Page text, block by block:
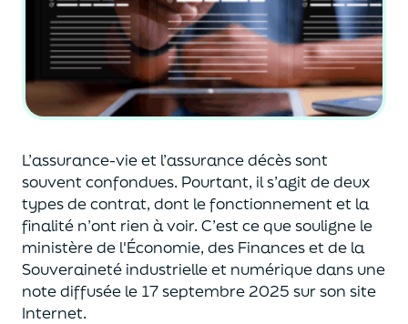
L’assurance-vie et l’assurance décès sont
souventconfondues. Pourtant, il s’agit de deux
types de contrat, dont le fonctionnement et la
finalité n’ont rien à voir. C’est ce que souligne le
ministère de l'Économie, des Financeset de la
Souveraineté industrielle et numériquedans une
note diffusée le 17 septembre 2025 sur son site
Internet.